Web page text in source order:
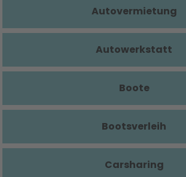
Autovermietung
Autowerkstatt
Boote
Bootsverleih
Carsharing